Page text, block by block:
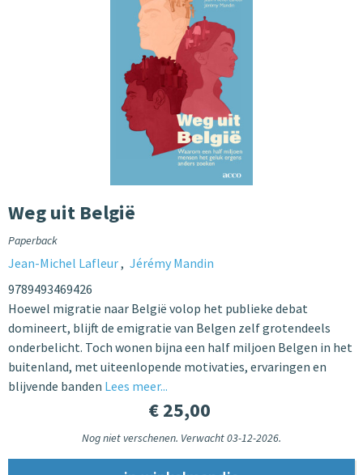
Weg uit België
Paperback
Jean-Michel Lafleur
Jérémy Mandin
9789493469426
Hoewel migratie naar België volop het publieke debat
domineert, blijft de emigratie van Belgen zelf grotendeels
onderbelicht. Toch wonen bijna een half miljoen Belgen in het
buitenland, met uiteenlopende motivaties, ervaringen en
blijvende banden Lees meer...
€ 25,00
Nog niet verschenen. Verwacht 03-12-2026.